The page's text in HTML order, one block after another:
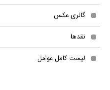
گالری عکس
نقدها
لیست کامل عوامل